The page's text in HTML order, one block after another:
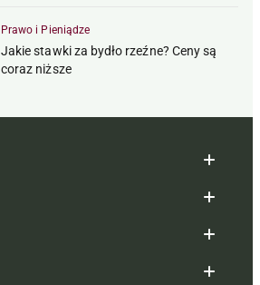
Prawo i Pieniądze
Jakie stawki za bydło rzeźne? Ceny są
coraz niższe